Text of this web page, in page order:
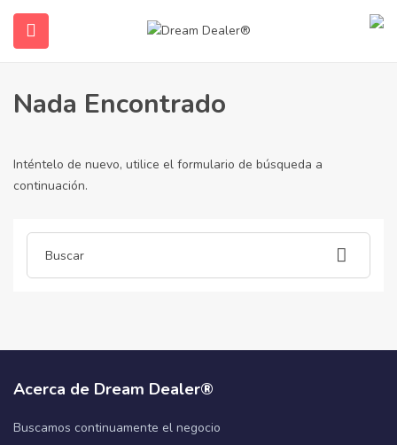
(Español)
Hogar artículos publicados por gotogelsuper1850
Gotogelsuper1850
Nada Encontrado
Inténtelo de nuevo, utilice el formulario de búsqueda a
continuación.
Acerca de Dream Dealer®
Buscamos continuamente el negocio